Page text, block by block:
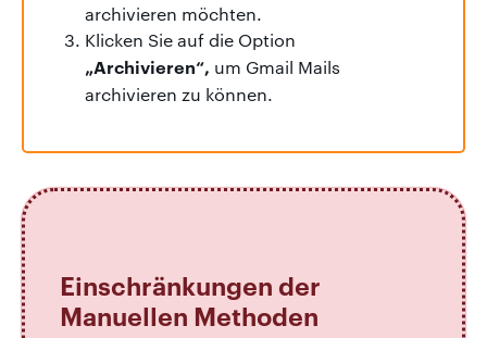
archivieren möchten.
Klicken Sie auf die Option
„Archivieren“, um Gmail Mails
archivieren zu können.
Einschränkungen der
Manuellen Methoden